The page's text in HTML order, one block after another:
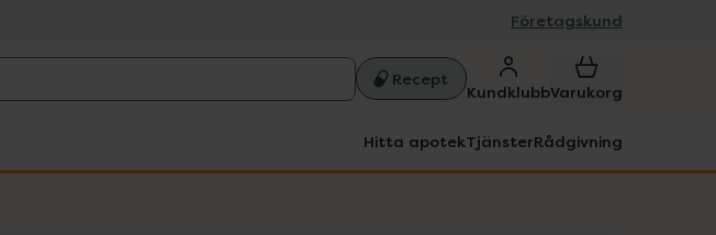
Företagskund
Recept
KundklubbVarukorg
Hitta apotekTjänsterRådgivning